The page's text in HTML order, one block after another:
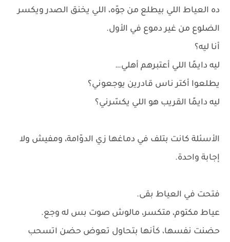
ده العياط اللي بيطلع من جوّه، اللي يخنق الصدر ويكسر
الضلوع من غير دموع في الأول.
أنا ليه؟
ليه دايمًا اللي أعتبرهم أهلي…
يطلعوا أكتر ناس قادرين يوجعوني؟
ليه دايمًا القريب هو اللي يكسّرني؟
الأسئلة كانت بتلف في دماغها زي الدوّامة، ومفيش ولا
إجابة واحدة.
فتحت في العياط بقى.
عياط مكتوم، متكسر، مالوش صوت بس له وجع.
حضنت نفسها، كأنها بتحاول تعوض حضن اتسحب